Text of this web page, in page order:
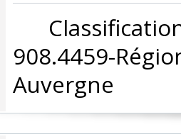
908.4459-
Auvergne‎